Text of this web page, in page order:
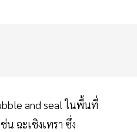
and seal ในพื้นที่
น ฉะเชิงเทรา ซึ่ง